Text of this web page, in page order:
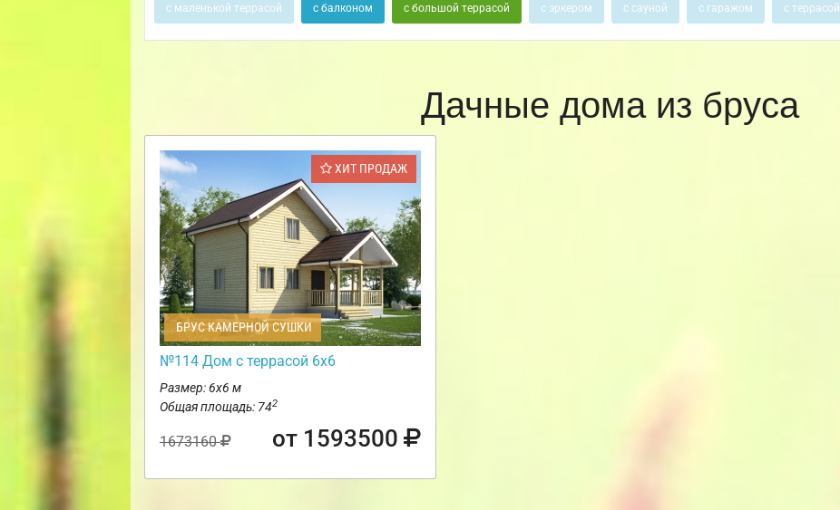
с маленькой террасой с балконом с большой террасой с эркером с сауной с гаражом с террасой
Дачные дома из бруса
ХИТ ПРОДАЖ
БРУС КАМЕРНОЙ СУШКИ
№114 Дом с террасой 6х6
Размер: 6х6 м
Общая площадь: 742
1673160 от 1593500